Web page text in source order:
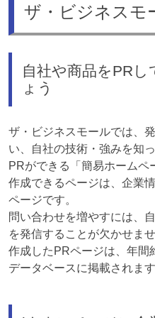
ザ・ビジネスモ
自社や商品をPRし
ょう
ザ・ビジネスモールでは、
い、自社の技術・強みを知
PRができる「簡易ホームペ
作成できるページは、企業
ページです。
問い合わせを増やすには、
を発信することが欠かせませ
作成したPRページは、年間
データベースに掲載されます